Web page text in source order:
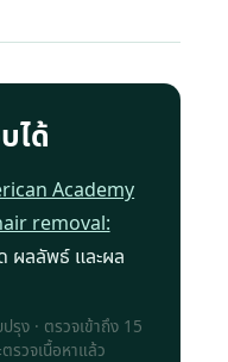
ได้
Academy
removal:
ผลลัพธ์ และผล
รุง · ตรวจเข้าถึง 15
ตรวจเนื้อหาแล้ว